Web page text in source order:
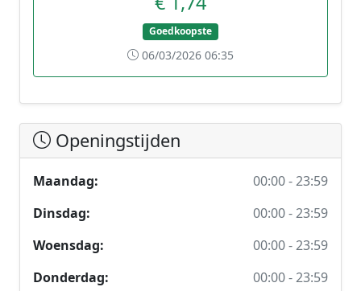
Goedkoopste
06/03/2026 06:35
Openingstijden
Maandag:
00:00 - 23:59
Dinsdag:
00:00 - 23:59
Woensdag:
00:00 - 23:59
Donderdag:
00:00 - 23:59